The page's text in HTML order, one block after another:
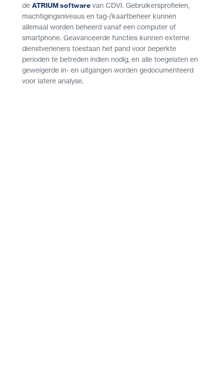
de ATRIUM software van CDVI. Gebruikersprofielen,
machtigingsniveaus en tag-/kaartbeheer kunnen
allemaal worden beheerd vanaf een computer of
smartphone. Geavanceerde functies kunnen externe
dienstverleners toestaan het pand voor beperkte
perioden te betreden indien nodig, en alle toegelaten en
geweigerde in- en uitgangen worden gedocumenteerd
voor latere analyse.